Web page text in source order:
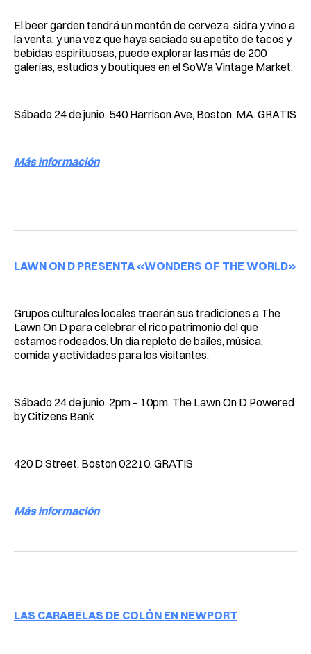
El beer garden tendrá un montón de cerveza, sidra y vino a
la venta, y una vez que haya saciado su apetito de tacos y
bebidas espirituosas, puede explorar las más de 200
galerías, estudios y boutiques en el SoWa Vintage Market.
Sábado 24 de junio. 540 Harrison Ave, Boston, MA. GRATIS
Más información
LAWN ON D PRESENTA «WONDERS OF THE WORLD»
Grupos culturales locales traerán sus tradiciones a The
Lawn On D para celebrar el rico patrimonio del que
estamos rodeados. Un día repleto de bailes, música,
comida y actividades para los visitantes.
Sábado 24 de junio. 2pm – 10pm. The Lawn On D Powered
by Citizens Bank
420 D Street, Boston 02210. GRATIS
Más información
LAS CARABELAS DE COLÓN EN NEWPORT